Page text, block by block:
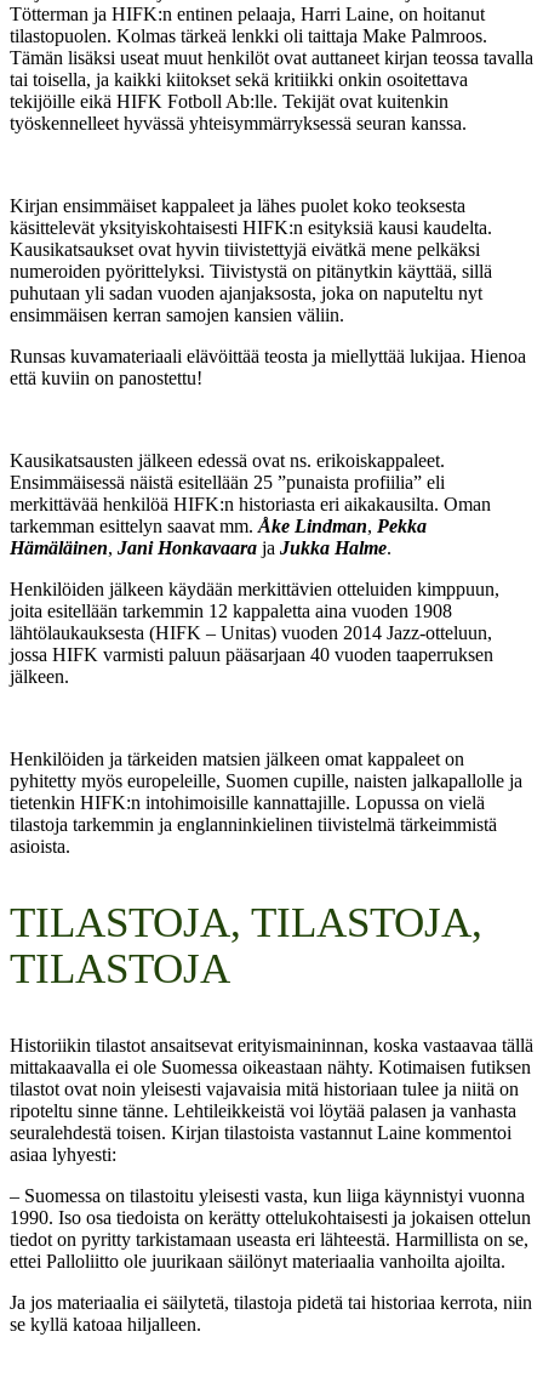
Tötterman ja HIFK:n entinen pelaaja, Harri Laine, on hoitanut
tilastopuolen. Kolmas tärkeä lenkki oli taittaja Make Palmroos.
Tämän lisäksi useat muut henkilöt ovat auttaneet kirjan teossa tavalla
tai toisella, ja kaikki kiitokset sekä kritiikki onkin osoitettava
tekijöille eikä HIFK Fotboll Ab:lle. Tekijät ovat kuitenkin
työskennelleet hyvässä yhteisymmärryksessä seuran kanssa.
Kirjan ensimmäiset kappaleet ja lähes puolet koko teoksesta
käsittelevät yksityiskohtaisesti HIFK:n esityksiä kausi kaudelta.
Kausikatsaukset ovat hyvin tiivistettyjä eivätkä mene pelkäksi
numeroiden pyörittelyksi. Tiivistystä on pitänytkin käyttää, sillä
puhutaan yli sadan vuoden ajanjaksosta, joka on naputeltu nyt
ensimmäisen kerran samojen kansien väliin.
Runsas kuvamateriaali elävöittää teosta ja miellyttää lukijaa. Hienoa
että kuviin on panostettu!
Kausikatsausten jälkeen edessä ovat ns. erikoiskappaleet.
Ensimmäisessä näistä esitellään 25 ”punaista profiilia” eli
merkittävää henkilöä HIFK:n historiasta eri aikakausilta. Oman
tarkemman esittelyn saavat mm. Åke Lindman, Pekka
Hämäläinen, Jani Honkavaara ja Jukka Halme.
Henkilöiden jälkeen käydään merkittävien otteluiden kimppuun,
joita esitellään tarkemmin 12 kappaletta aina vuoden 1908
lähtölaukauksesta (HIFK – Unitas) vuoden 2014 Jazz-otteluun,
jossa HIFK varmisti paluun pääsarjaan 40 vuoden taaperruksen
jälkeen.
Henkilöiden ja tärkeiden matsien jälkeen omat kappaleet on
pyhitetty myös europeleille, Suomen cupille, naisten jalkapallolle ja
tietenkin HIFK:n intohimoisille kannattajille. Lopussa on vielä
tilastoja tarkemmin ja englanninkielinen tiivistelmä tärkeimmistä
asioista.
TILASTOJA, TILASTOJA,
TILASTOJA
Historiikin tilastot ansaitsevat erityismaininnan, koska vastaavaa tällä
mittakaavalla ei ole Suomessa oikeastaan nähty. Kotimaisen futiksen
tilastot ovat noin yleisesti vajavaisia mitä historiaan tulee ja niitä on
ripoteltu sinne tänne. Lehtileikkeistä voi löytää palasen ja vanhasta
seuralehdestä toisen. Kirjan tilastoista vastannut Laine kommentoi
asiaa lyhyesti:
– Suomessa on tilastoitu yleisesti vasta, kun liiga käynnistyi vuonna
1990. Iso osa tiedoista on kerätty ottelukohtaisesti ja jokaisen ottelun
tiedot on pyritty tarkistamaan useasta eri lähteestä. Harmillista on se,
ettei Palloliitto ole juurikaan säilönyt materiaalia vanhoilta ajoilta.
Ja jos materiaalia ei säilytetä, tilastoja pidetä tai historiaa kerrota, niin
se kyllä katoaa hiljalleen.